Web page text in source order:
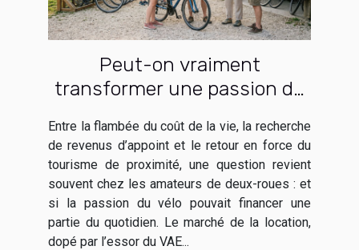
Peut-on vraiment
transformer une passion du
rentable ?
Entre la flambée du coût de la vie, la recherche
de revenus d’appoint et le retour en force du
tourisme de proximité, une question revient
souvent chez les amateurs de deux-roues : et
si la passion du vélo pouvait financer une
partie du quotidien. Le marché de la location,
dopé par l’essor du VAE...